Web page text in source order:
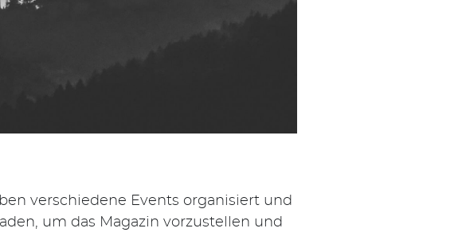
verschiedene Events organisiert und
um das Magazin vorzustellen und